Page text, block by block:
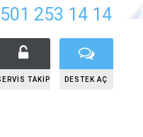
253 14 14
TAKIP DESTEK AÇ